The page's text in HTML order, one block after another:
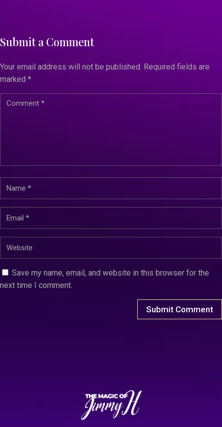
Submit a Comment
Your email address will not be published. Required fields are
marked *
Save my name, email, and website in this browser for the
next time I comment.